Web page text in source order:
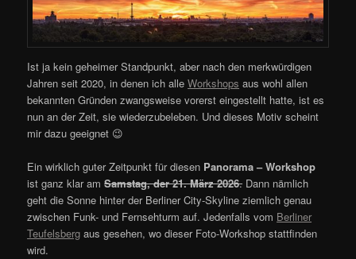
Ist ja kein geheimer Standpunkt, aber nach den merkwürdigen
Jahren seit 2020, in denen ich alleWorkshops aus wohl allen
bekannten Gründen zwangsweise vorerst eingestellt hatte, ist es
nun an der Zeit, sie wiederzubeleben. Und dieses Motiv scheint
mir dazu geeignet 😉
Ein wirklich guter Zeitpunkt für diesen Panorama – Workshop
ist ganz klar amSamstag, der 21. März 2026. Dann nämlich
geht die Sonne hinter der Berliner City-Skyline ziemlich genau
zwischen Funk- und Fernsehturm auf. Jedenfalls vom Berliner
Teufelsberg aus gesehen, wo dieser Foto-Workshop stattfinden
wird.